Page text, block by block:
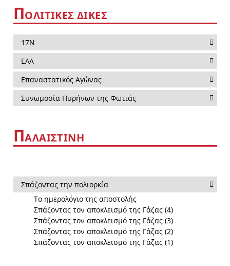
ΠΟΛΙΤΙΚΕΣ ΔΙΚΕΣ
17Ν
ΕΛΑ
Επαναστατικός Αγώνας
Συνωμοσία Πυρήνων της Φωτιάς
ΠΑΛΑΙΣΤΙΝΗ
Σπάζοντας την πολιορκία
Το ημερολόγιο της αποστολής
Σπάζοντας τον αποκλεισμό της Γάζας (4)
Σπάζοντας τον αποκλεισμό της Γάζας (3)
Σπάζοντας τον αποκλεισμό της Γάζας (2)
Σπάζοντας τον αποκλεισμό της Γάζας (1)